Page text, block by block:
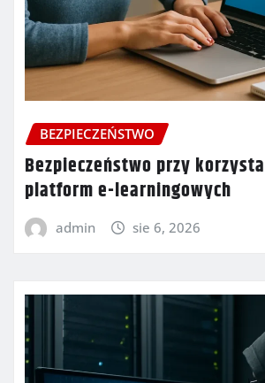
BEZPIECZEŃSTWO
Bezpieczeństwo przy
platform e-learningowych
admin sie 6, 2026